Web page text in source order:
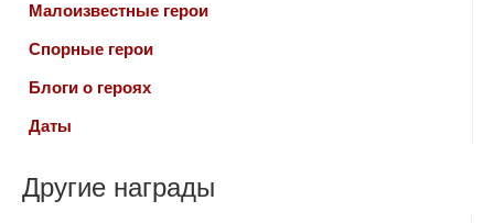
Малоизвестные герои
Спорные герои
Блоги о героях
Даты
Другие награды